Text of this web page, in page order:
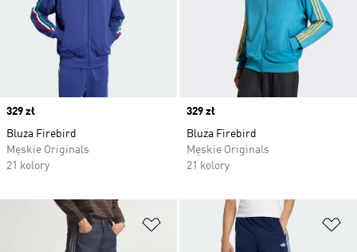
Price
329 zł
Bluza Firebird
Męskie Originals
21 kolory
Price
329 zł
Bluza Firebird
Męskie Originals
21 kolory
Dodaj do listy życzeń